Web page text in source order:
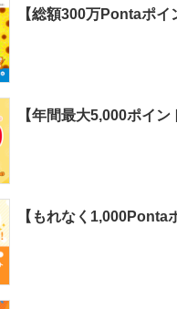
【総額300万Pontaポ
【年間最大5,000ポイ
【もれなく